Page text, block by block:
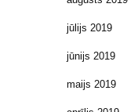
jūlijs 2019
jūnijs 2019
maijs 2019